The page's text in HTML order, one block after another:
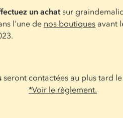
un achatsur
l'une de nos boutiques avant
seront contactées au plus tard
*Voir le règlement.